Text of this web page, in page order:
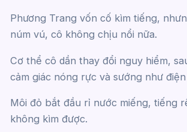
Phương Trang vốn cố kìm tiếng,
núm vú, cô không chịu nổi nữa.
Cơ thể cô dần thay đổi nguy hiểm,
cảm giác nóng rực và sướng như điện
Môi đỏ bắt đầu rỉ nước miếng, tiếng
không kìm được.